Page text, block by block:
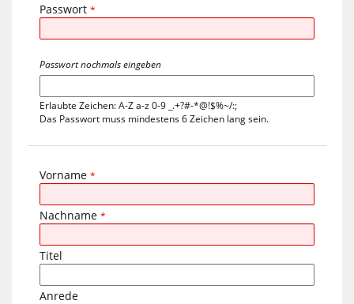
Passwort *
Passwort nochmals eingeben
Erlaubte Zeichen: A-Z a-z 0-9 _.+?#-*@!$%~/:;
Das Passwort muss mindestens 6 Zeichen lang sein.
Vorname *
Nachname *
Titel
Anrede